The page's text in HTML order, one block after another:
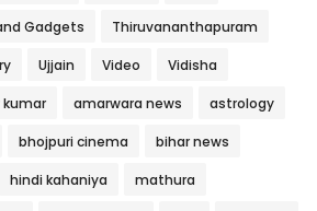
Gadgets Thiruvananthapuram
Ujjain Video Vidisha
kumar amarwara news astrology
bhojpuri cinema bihar news
hindi kahaniya mathura